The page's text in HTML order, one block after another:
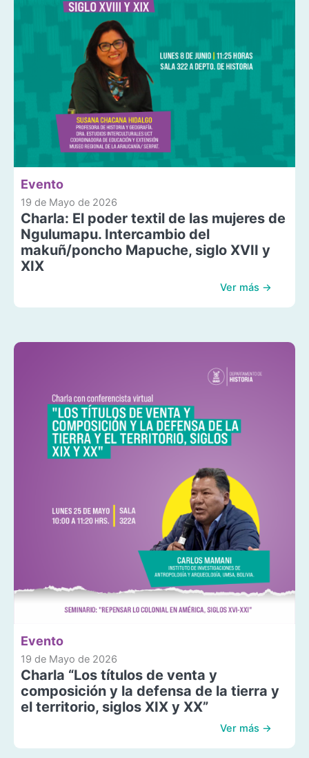
Evento
19 de Mayo de 2026
Charla: El poder textil de las mujeres de
Ngulumapu. Intercambio del
makuñ/poncho Mapuche, siglo XVII y
XIX
Ver más →
Evento
19 de Mayo de 2026
Charla “Los títulos de venta y
composición y la defensa de la tierra y
el territorio, siglos XIX y XX”
Ver más →